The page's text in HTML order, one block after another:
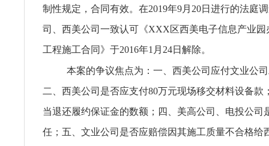
制性规定，合同有效。在2019年9月20日进行的法庭
司、西美公司一致认可《XXX区西美电子信息产业园
工程施工合同》于2016年1月24日解除。
本案的争议焦点为：一、西美公司应付文业公
二、西美公司是否应支付80万元现场移交材料设备款
当退还履约保证金的数额；四、美高公司、电投公司
任；五、文业公司是否应赔偿因其施工质量不合格给